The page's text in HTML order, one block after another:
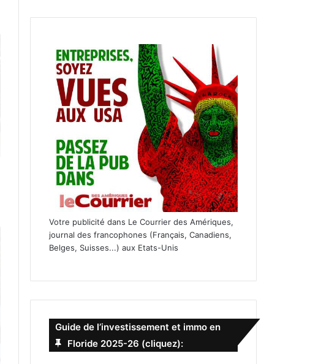
Votre publicité dans Le Courrier des Amériques,
journal des francophones (Français, Canadiens,
Belges, Suisses...) aux Etats-Unis
Guide de l’investissement et immo en
Floride 2025-26 (cliquez):